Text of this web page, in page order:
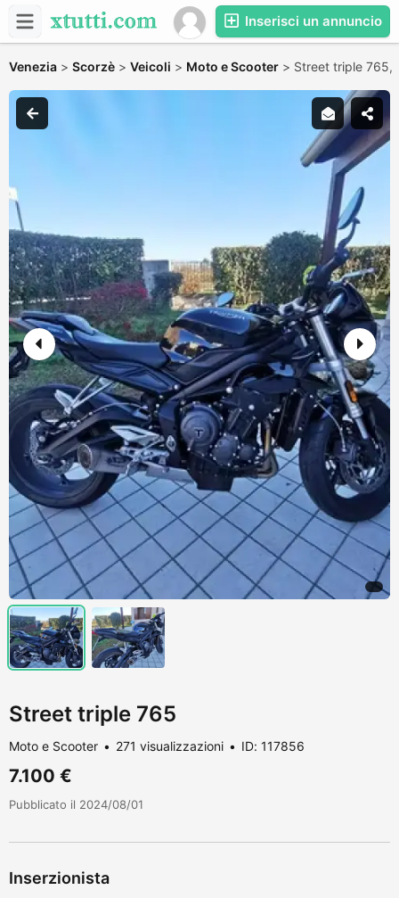
Inserisci un annuncio
Venezia > Scorzè > Veicoli > Moto e Scooter > Street triple 765,
Street triple 765
Moto e Scooter 271 visualizzazioni ID: 117856
7.100 €
Pubblicato il 2024/08/01
Inserzionista